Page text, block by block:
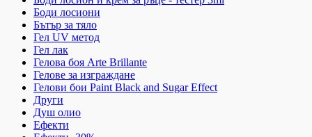
Боди лосиони
Бътър за тяло
Гел UV метод
Гел лак
Гелова боя Arte Brillante
Гелове за изграждане
Гелови бои Paint Black and Sugar Effect
Други
Душ олио
Ефекти